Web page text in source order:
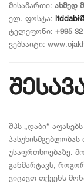
მისამართი: ახმედ
ელ. ფოსტა:
ტელეფონი: +995
ვებსაიტი:
შპს „დაბი“
უსაფრთხოებაზე.
განმარტავს,
ვიცავთ თქვენს